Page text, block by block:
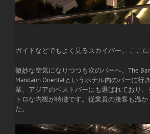
ガイドなどでもよく見るスカイバー。 ここに
微妙な空気になりつつも次のバーへ。The
Mandarin Orientalというホテル内のバーに行
業、アジアのベストバーにも選ばれており
トロな内観が特徴です。従業員の接客も温
た。